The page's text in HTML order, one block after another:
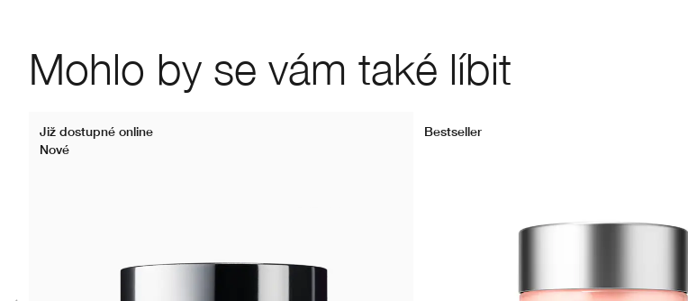
Mohlo by se vám také líbit
Již dostupné online
Nové
Bestseller